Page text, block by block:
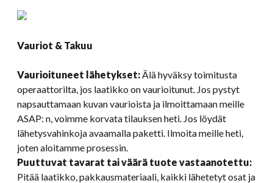
Vauriot & Takuu
Vaurioituneet lähetykset: Älä hyväksy toimitusta
operaattorilta, jos laatikko on vaurioitunut. Jos pystyt
napsauttamaan kuvan vaurioista ja ilmoittamaan meille
ASAP: n, voimme korvata tilauksen heti. Jos löydät
lähetysvahinkoja avaamalla paketti. Ilmoita meille heti,
joten aloitamme prosessin.
Puuttuvat tavarat tai väärä tuote vastaanotettu:
Pitää laatikko, pakkausmateriaali, kaikki lähetetyt osat ja